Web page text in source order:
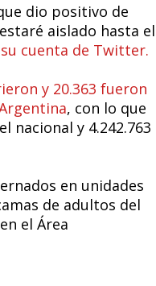
dio positivo de
aislado hasta el
su cuenta de Twitter.
y 20.363 fueron
, con lo que
nacional y 4.242.763
en unidades
de adultos del
el Área